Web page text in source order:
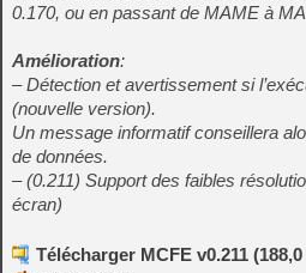
0.170, ou en passant de MAME à
Amélioration:
– Détection et avertissement si
(nouvelle version).
Un message informatif conseillera
de données.
– (0.211) Support des faibles
écran)
Télécharger MCFE v0.211